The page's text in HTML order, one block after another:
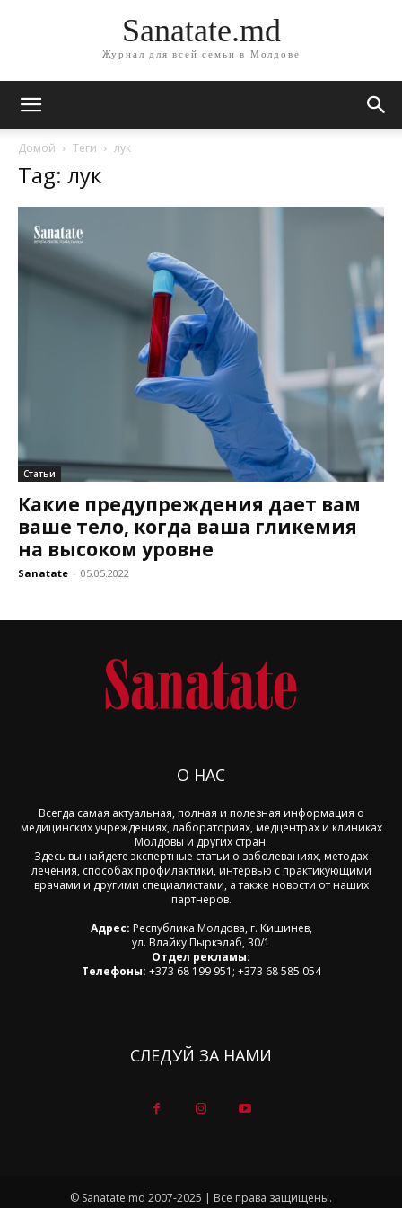
Sanatate.md
Журнал для всей семьи в Молдове
Домой Теги лук
Tag: лук
Статьи
Какие предупреждения дает вам
ваше тело, когда ваша гликемия
на высоком уровне
Sanatate - 05.05.2022
О НАС
Всегда самая актуальная, полная и полезная информация о
медицинских учреждениях, лабораториях, медцентрах и клиниках
Молдовы и других стран.
Здесь вы найдете экспертные статьи о заболеваниях, методах
лечения, способах профилактики, интервью с практикующими
врачами и другими специалистами, а также новости от наших
партнеров.
Адрес: Республика Молдова, г. Кишинев,
ул. Влайку Пыркэлаб, 30/1
Отдел рекламы:
Телефоны: +373 68 199 951; +373 68 585 054
СЛЕДУЙ ЗА НАМИ
© Sanatate.md 2007-2025 | Все права защищены.